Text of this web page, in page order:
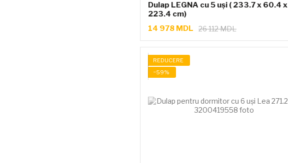
Dulap LEGNA cu 5 uși ( 233.7 x 60.4 x
223.4 cm)
26 112 MDL
14 978 MDL
REDUCERE
−59%